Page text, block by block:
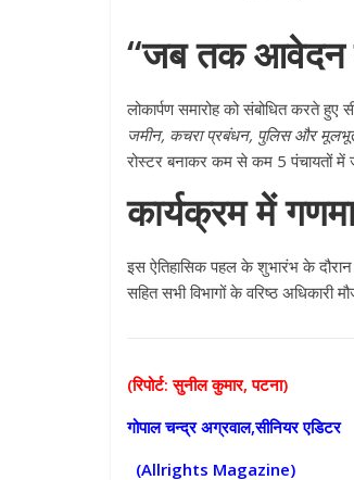
“जब तक आवेदन
लोकार्पण समारोह को संबोधित करते हुए
जमीन, कचरा प्रबंधन, पुलिस और
रोस्टर बनाकर कम से कम 5 पंचायतों
कार्यक्रम में
इस ऐतिहासिक पहल के शुभारंभ के
सहित सभी विभागों के वरिष्ठ
(रिपोर्ट: सुनील कुमार, पटना)
गोपाल चन्द्र अग्रवाल,सीनियर एडिटर
(Allrights Magazine)